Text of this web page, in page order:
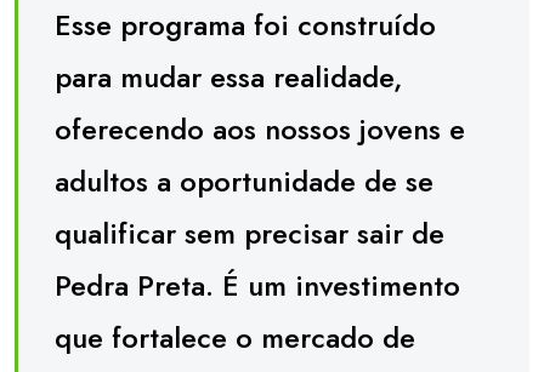
Esse programa foi construído
para mudar essa realidade,
oferecendo aos nossos jovens e
adultos a oportunidade de se
qualificar sem precisar sair de
Pedra Preta. É um investimento
que fortalece o mercado de